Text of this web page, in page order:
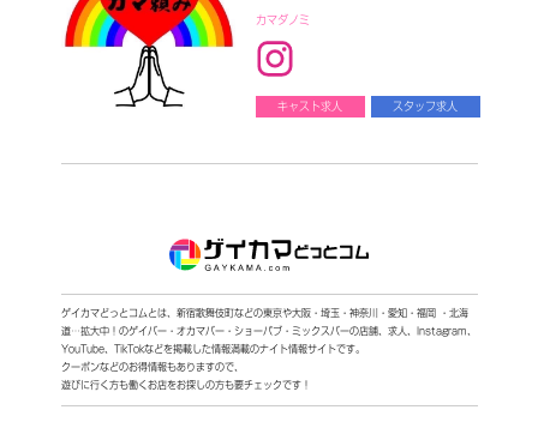
カマダノミ
キャスト求人 スタッフ求人
ゲイカマどっとコムとは、新宿歌舞伎町などの東京や大阪・埼玉・神奈川・愛知・福岡 ・北海
道…拡大中！ のゲイバー・オカマバー・ショーパブ・ミックスバーの店舗、求人、Instagram、
YouTube、TikTokなどを掲載した情報満載のナイト情報サイトです。
クーポンなどのお得情報もありますので、
遊びに行く方も働くお店をお探しの方も要チェックです！